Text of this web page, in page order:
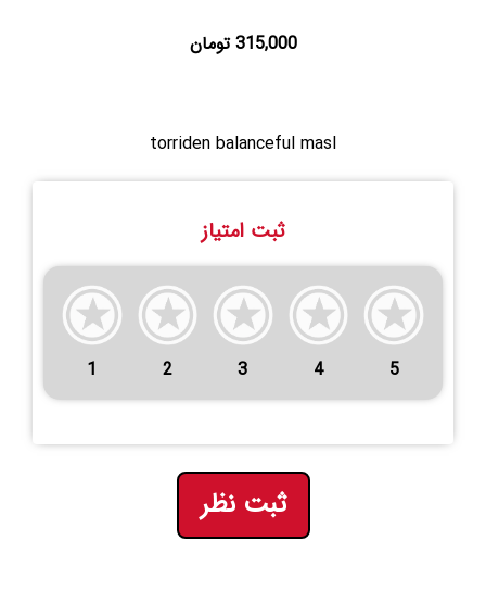
315,000 تومان
torriden balanceful masl
ثبت امتیاز
1 2 3 4 5
ثبت نظر